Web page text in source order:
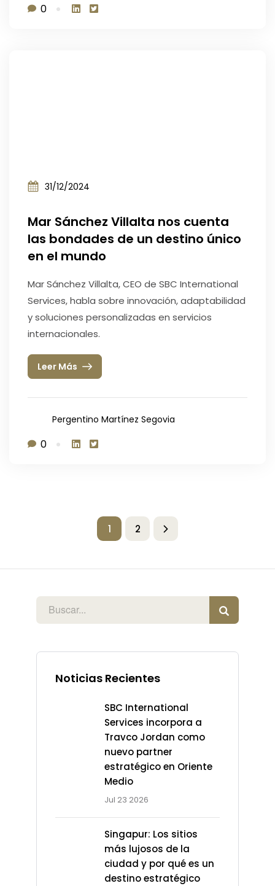
Noticias Recientes
SBC International
Services incorpora a
Travco Jordan como
nuevo partner
estratégico en Oriente
Medio
Jul 23 2026
Singapur: Los sitios
más lujosos de la
ciudad y por qué es un
destino estratégico
0
31/12/2024
Mar Sánchez Villalta nos cuenta
las bondades de un destino único
en el mundo
Mar Sánchez Villalta, CEO de SBC International
Services, habla sobre innovación, adaptabilidad
y soluciones personalizadas en servicios
internacionales.
Leer Más
Pergentino Martínez Segovia
0
1 2